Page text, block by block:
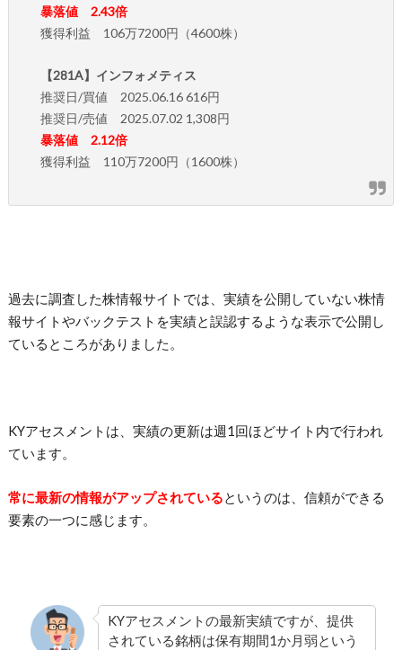
暴落値 2.43倍
獲得利益 106万7200円（4600株）
【281A】インフォメティス
推奨日/買値 2025.06.16 616円
推奨日/売値 2025.07.02 1,308円
暴落値 2.12倍
獲得利益 110万7200円（1600株）
過去に調査した株情報サイトでは、実績を公開していない株情
報サイトやバックテストを実績と誤認するような表示で公開し
ているところがありました。
KYアセスメントは、実績の更新は週1回ほどサイト内で行われ
ています。
常に最新の情報がアップされている というのは、信頼ができる
要素の一つに感じます。
KYアセスメントの最新実績ですが、提供
されている銘柄は保有期間1か月弱という